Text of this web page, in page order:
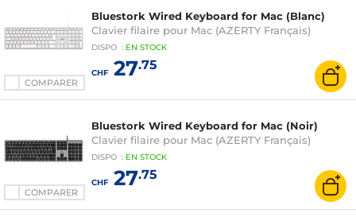
COMPARER
Bluestork Wired Keyboard for Mac (Blanc)
Clavier filaire pour Mac (AZERTY Français)
DISPO : EN STOCK
CHF27.75
COMPARER
Bluestork Wired Keyboard for Mac (Noir)
Clavier filaire pour Mac (AZERTY Français)
DISPO : EN STOCK
CHF27.75